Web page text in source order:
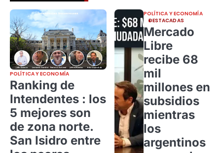
POLÍTICA Y ECONOMÍA
Ranking de
Intendentes : los
5 mejores son
de zona norte.
San Isidro entre
POLÍTICA Y ECONOMÍA
DESTACADAS
Mercado
Libre
recibe 68
mil
millones en
subsidios
mientras
los
argentinos